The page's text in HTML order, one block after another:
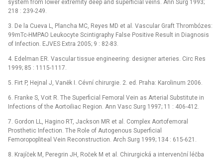
system from lower extremity deep and superficial veins. Ann Surg 1993;
218 : 239-249.
3. De la Cueva L, Plancha MC, Reyes MD et al. Vascular Graft Thrombózes:
99mTc-HMPAO Leukocyte Scintigraphy False Positive Result in Diagnosis
of Infection. EJVES Extra 2005; 9 : 82-83.
4. Edelman ER. Vascular tissue engineering: designer arteries. Circ Res
1999; 85 : 1115-1117.
5. Firt P, Hejnal J, Vaněk I. Cévní chirurgie. 2. ed. Praha: Karolinum 2006.
6. Franke S, Voit R. The Superficial Femoral Vein as Arterial Substitute in
Infections of the Aortoiliac Region. Ann Vasc Surg 1997; 11 : 406-412.
7. Gordon LL, Hagino RT, Jackson MR et al. Complex Aortofemoral
Prosthetic Infection. The Role of Autogenous Superficial
Femoropopliteal Vein Reconstruction. Arch Surg 1999; 134 : 615-621.
8. Krajíček M, Peregrin JH, Roček M et al. Chirurgická a intervenční léčba